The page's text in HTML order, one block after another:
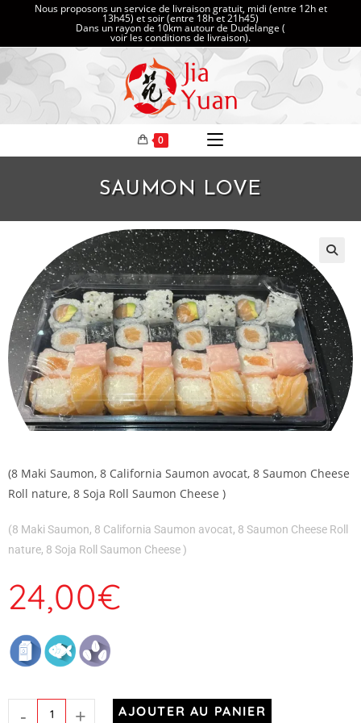
Nous proposons un service de livraison gratuit, midi (entre 12h et
13h45) et soir (entre 18h et 21h45)
Dans un rayon de 10km autour de Dudelange (
voir les conditions de livraison).
0
SAUMON LOVE
(8 Maki Saumon, 8 California Saumon avocat, 8 Saumon Cheese
Roll nature, 8 Soja Roll Saumon Cheese )
(8 Maki Saumon, 8 California Saumon avocat, 8 Saumon Cheese Roll
nature, 8 Soja Roll Saumon Cheese )
24,00€
- + AJOUTER AU PANIER